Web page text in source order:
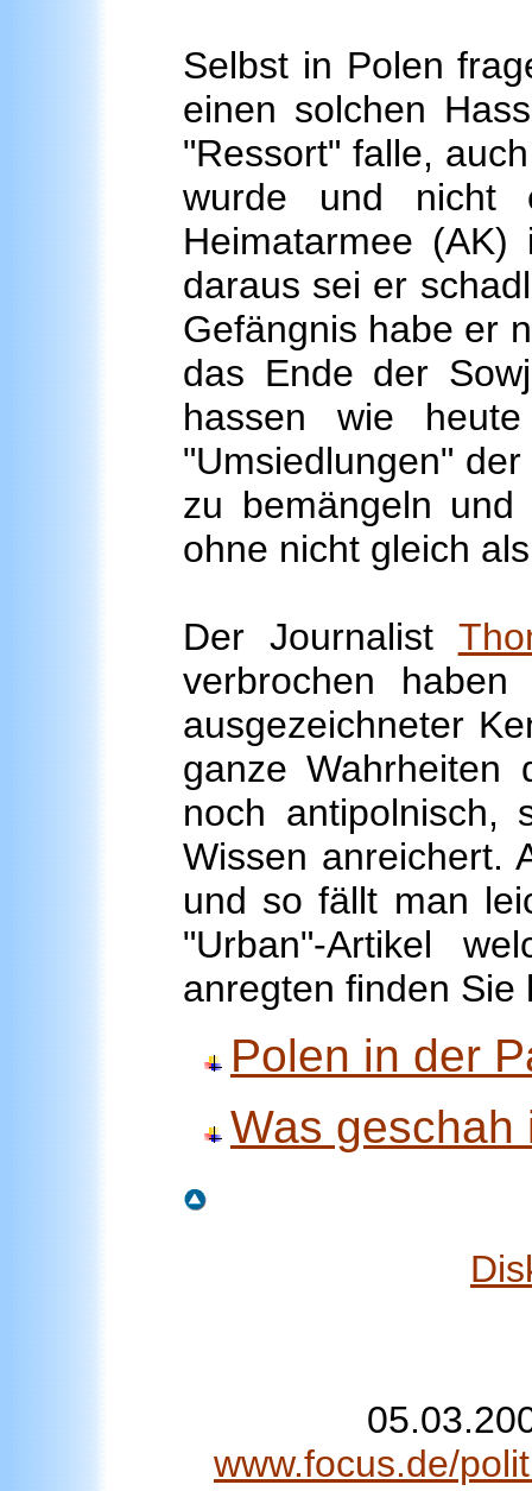
Selbst in Polen
einen solchen
"Ressort" falle,
wurde und nicht
Heimatarmee
daraus sei er
Gefängnis habe er
das Ende der
hassen wie
"Umsiedlungen"
zu bemängeln
ohne nicht gleich
Der Journalist
verbrochen
ausgezeichneter
ganze Wahrheiten
noch
Wissen anreichert.
und so fällt man
"Urban"-Artikel
anregten finden Sie
Polen in der
Was geschah
www.focus.de/